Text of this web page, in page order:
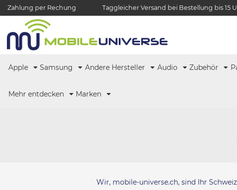
Zahlung per Rechung Taggleicher Versand bei Bestellung bis 15
Apple Samsung Andere Hersteller Audio Zubehör
Mehr entdecken Marken
Wir, mobile-universe.ch, sind Ihr